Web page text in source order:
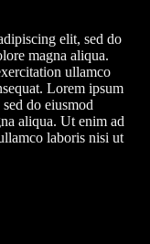
elit, sed do
magna aliqua.
ullamco
Lorem ipsum
do eiusmod
aliqua. Ut enim ad
laboris nisi ut